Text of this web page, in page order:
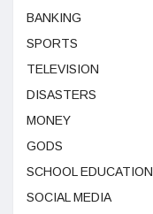
BANKING
SPORTS
TELEVISION
DISASTERS
MONEY
GODS
SCHOOL EDUCATION
SOCIAL MEDIA